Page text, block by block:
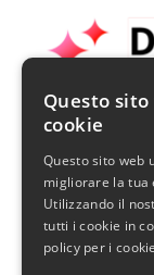
Copiright |
Roma | Italy |
Telefono: 06
Questo
cookie
Questo sito web
migliorare la tua
Utilizzando il
tutti i cookie in
policy per i